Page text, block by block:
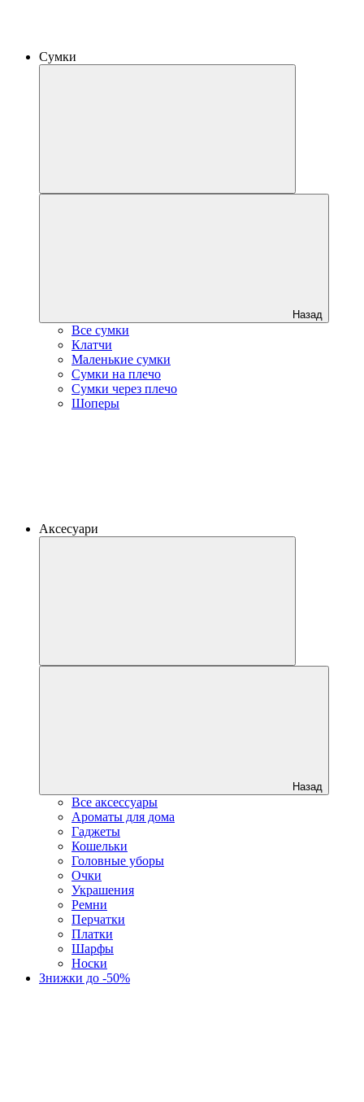
Сумки
Назад
Все сумки
Клатчи
Маленькие сумки
Сумки на плечо
Сумки через плечо
Шоперы
Аксесуари
Назад
Все аксессуары
Ароматы для дома
Гаджеты
Кошельки
Головные уборы
Очки
Украшения
Ремни
Перчатки
Платки
Шарфы
Носки
Знижки до -50%